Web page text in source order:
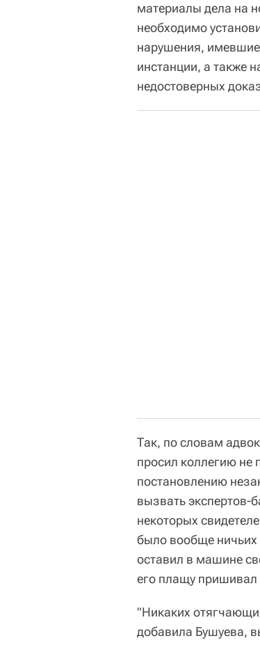
материалы дела на
необходимо
нарушения,
инстанции, а также
недостоверных
Так, по словам
просил коллегию не
постановлению
вызвать экспертов-
некоторых
было вообще ничьих
оставил в машине
его плащу пришивал
"Никаких
добавила Бушуева,